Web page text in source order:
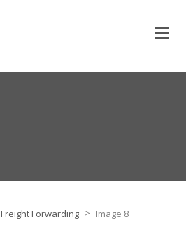
Freight Forwarding > Image 8